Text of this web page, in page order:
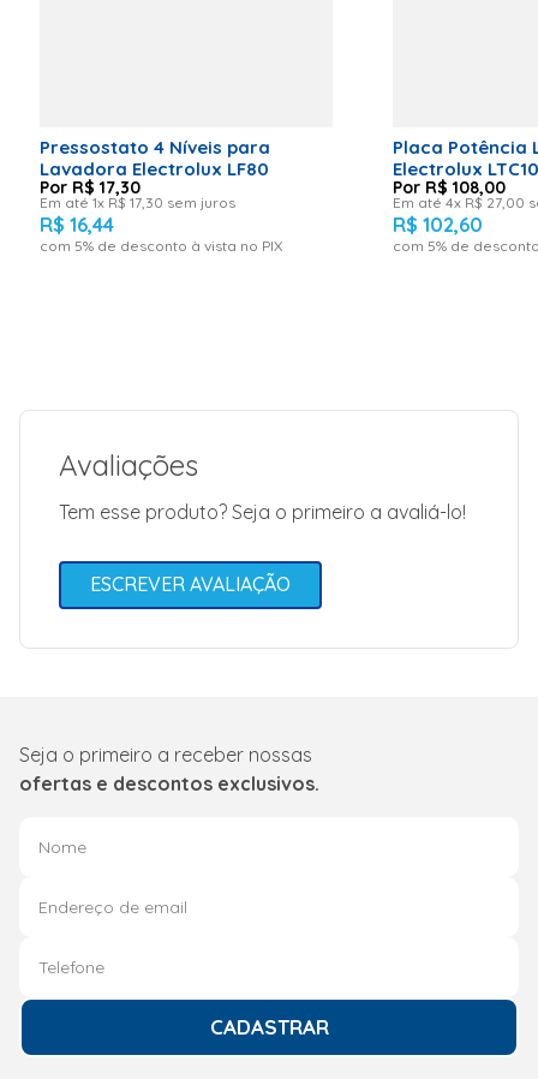
CWL10BBANA;
CWL10BBBNA;
CWL75ABANA;
CWL75ABBNA
Voltagem:
220v
Pressostato 4 Níveis para
Lavadora Electrolux LF80
R$ 17,30
Em até1x R$ 17 30 sem juros
R$ 16,44
com 5% de desconto à vista no PIX
Placa Potência
Electrolux LTC10
R$ 108,00
Em até4x R$ 27, 00
R$ 102,60
com 5% de
Avaliações
Tem esse produto? Seja o primeiro a avaliá-lo!
ESCREVER AVALIAÇÃO
Seja o primeiro a receber nossas
ofertas e descontos exclusivos.
CADASTRAR